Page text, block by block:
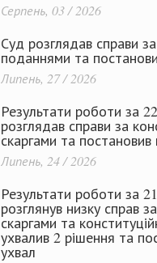
Серпень, 03 / 2026
Суд розглядав справи
поданнями та
Липень, 27 / 2026
Результати роботи за
розглядав справи за
скаргами та постановив
Липень, 24 / 2026
Результати роботи за
розглянув низку справ
скаргами та
ухвалив 2 рішення та
ухвал